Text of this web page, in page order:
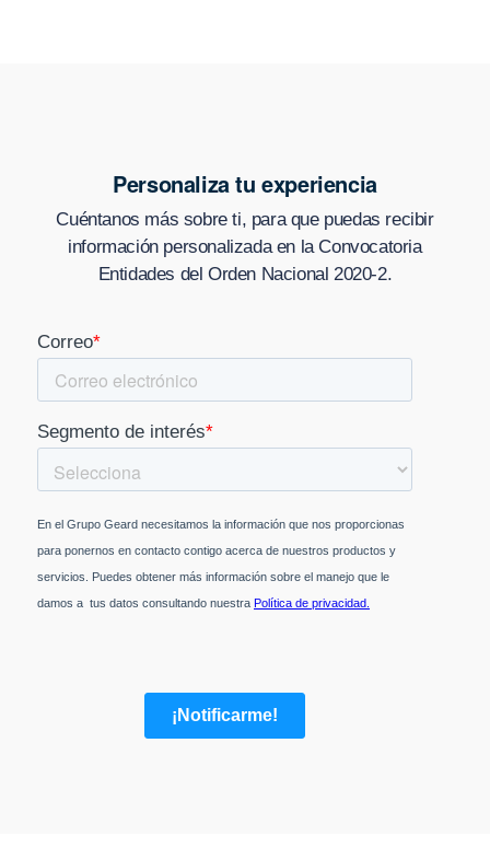
Personaliza tu experiencia
Cuéntanos más sobre ti, para que puedas recibir
información personalizada en la Convocatoria
Entidades del Orden Nacional 2020-2.